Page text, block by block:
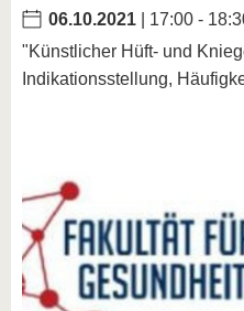
06.10.2021 | 17:00 -
"Künstlicher Hüft- und
Indikationsstellung,